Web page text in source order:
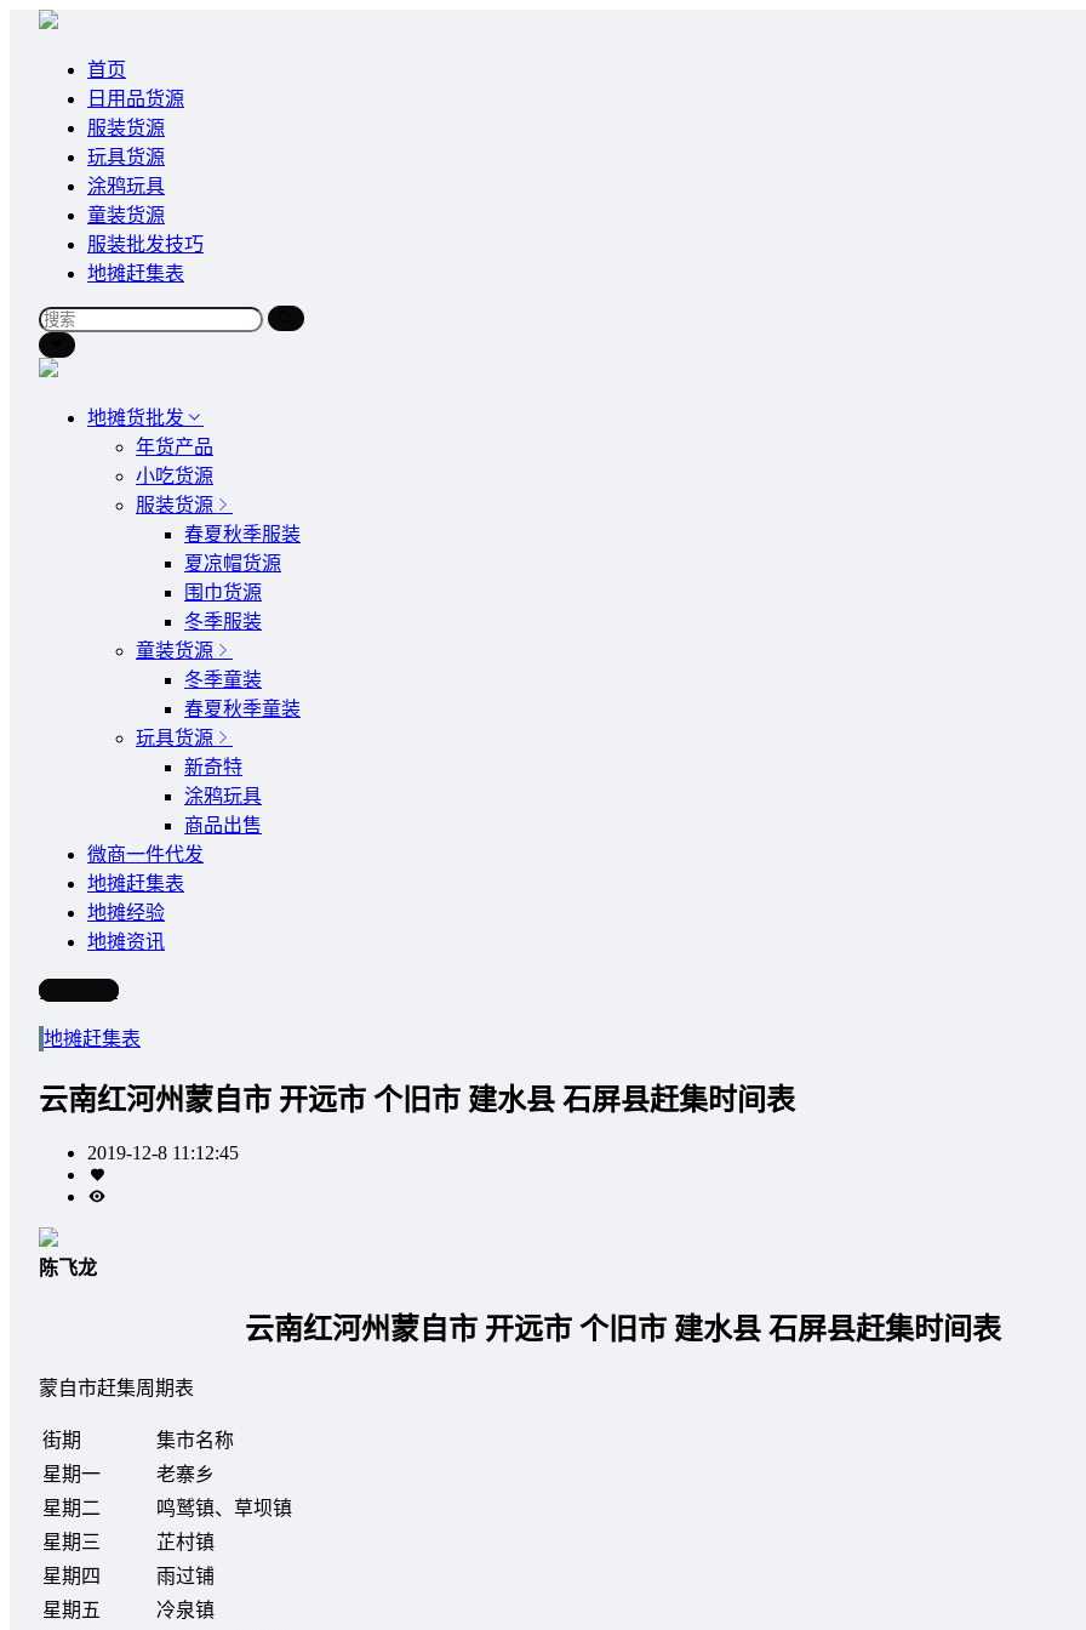
首页
日用品货源
服装货源
玩具货源
涂鸦玩具
童装货源
服装批发技巧
地摊赶集表
地摊货批发
年货产品
小吃货源
服装货源
春夏秋季服装
夏凉帽货源
围巾货源
冬季服装
童装货源
冬季童装
春夏秋季童装
玩具货源
新奇特
涂鸦玩具
商品出售
微商一件代发
地摊赶集表
地摊经验
地摊资讯
写文章
地摊赶集表
云南红河州蒙自市 开远市 个旧市 建水县 石屏县赶集时间表
2019-12-8 11:12:45
陈飞龙
云南红河州蒙自市 开远市 个旧市 建水县 石屏县赶集时间表
蒙自市赶集周期表
街期
集市名称
星期一
老寨乡
星期二
鸣鹫镇、草坝镇
星期三
芷村镇
星期四
雨过铺
星期五
冷泉镇